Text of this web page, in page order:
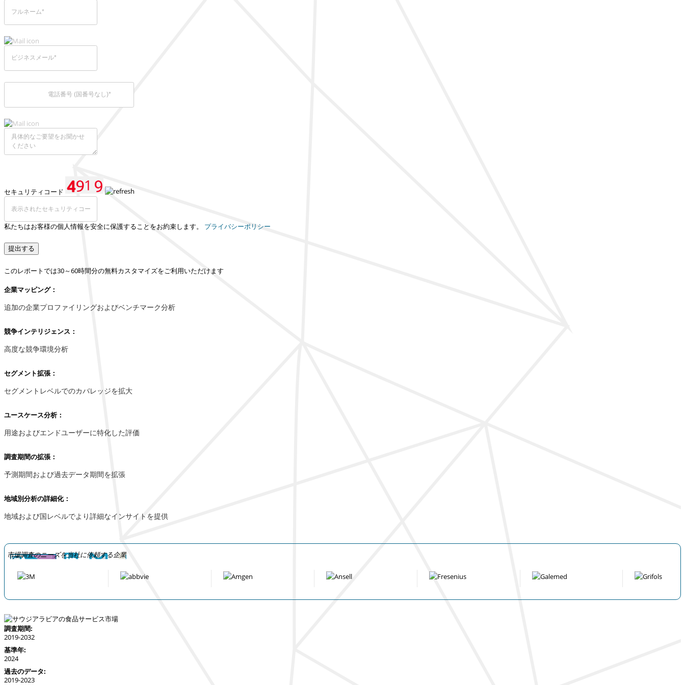
セキュリティコード
私たちはお客様の個人情報を安全に保護することをお約束します。 プライバシーポリシー
提出する
このレポートでは30～60時間分の無料カスタマイズをご利用いただけます
企業マッピング：
追加の企業プロファイリングおよびベンチマーク分析
競争インテリジェンス：
高度な競争環境分析
セグメント拡張：
セグメントレベルでのカバレッジを拡大
ユースケース分析：
用途およびエンドユーザーに特化した評価
調査期間の拡張：
予測期間および過去データ期間を拡張
地域別分析の詳細化：
地域および国レベルでより詳細なインサイトを提供
市場調査のニーズを当社に依頼する企業
調査期間:
2019-2032
基準年:
2024
過去のデータ:
2019-2023